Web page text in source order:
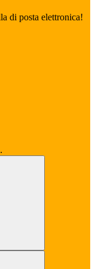
di posta elettronica!